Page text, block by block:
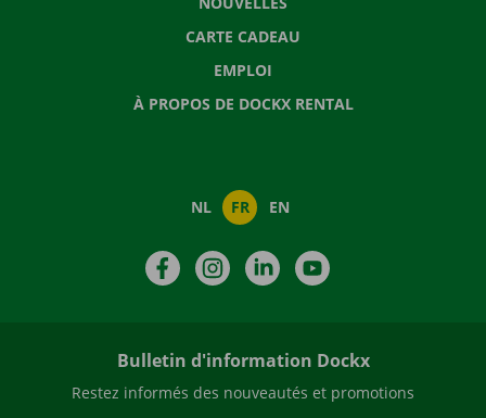
CARTE CADEAU
EMPLOI
À PROPOS DE DOCKX RENTAL
NL FR EN
FacebookInstagramLinkedIn
Bulletin d'information Dockx
Restez informés des nouveautés et promotions